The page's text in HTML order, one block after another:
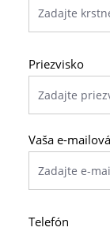
Priezvisko
Vaša e-
Telefón